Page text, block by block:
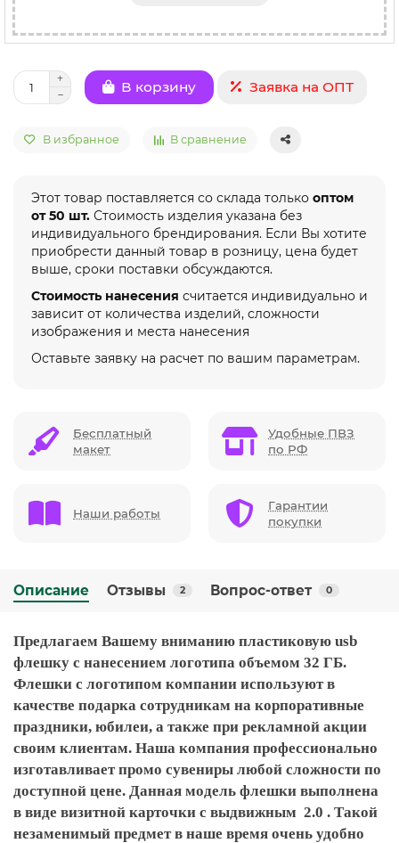
В корзину Заявка на ОПТ
В избранное В сравнение
Этот товар поставляется со склада только оптом
от 50 шт. Стоимость изделия указана без
индивидуального брендирования. Если Вы хотите
приобрести данный товар в розницу, цена будет
выше, сроки поставки обсуждаются.
Стоимость нанесения считается индивидуально и
зависит от количества изделий, сложности
изображения и места нанесения
Оставьте заявку на расчет по вашим параметрам.
Бесплатный
макет
Удобные ПВЗ
по РФ
Наши работы
Гарантии
покупки
Описание Отзывы 2 Вопрос-ответ 0
Предлагаем Вашему вниманию пластиковую usb
флешку с нанесением логотипа объемом 32 ГБ.
Флешки с логотипом компании используют в
качестве подарка сотрудникам на корпоративные
праздники, юбилеи, а также при рекламной акции
своим клиентам. Наша компания профессионально
изготавливает промо сувениры любой сложности по
доступной цене. Данная модель флешки выполнена
в виде визитной карточки с выдвижным 2.0 . Такой
незаменимый предмет в наше время очень удобно